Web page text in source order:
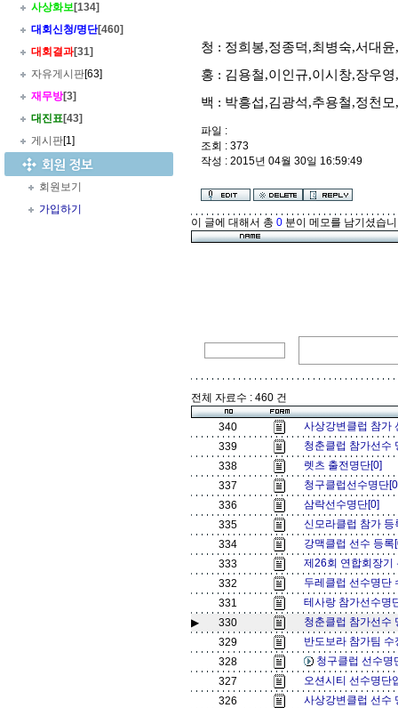
사상화보[134]
대회신청/명단[460]
대회결과[31]
자유게시판[63]
재무방[3]
대진표[43]
게시판[1]
회원보기
가입하기
청 : 정희봉,정종덕,최병숙,서대
홍 : 김용철,이인규,이시창,장우
백 : 박흥섭,김광석,추용철,정천
파일 :
조회 : 373
작성 : 2015년 04월 30일 16:59:49
이 글에 대해서 총 0 분이 메모를 남기셨습
전체 자료수 : 460 건
340
사상강변클럽 참가
339
청춘클럽 참가선
338
렛츠 출전명단[0]
337
청구클럽선수명단
336
삼락선수명단[0]
335
신모라클럽 참가
334
강맥클럽 선수 등
333
제26회 연합회장
332
두레클럽 선수명
331
테사랑 참가선수
▶
330
청춘클럽 참가선수
329
반도보라 참가팀
328
청구클럽 선수
327
오션시티 선수명
326
사상강변클럽 선수